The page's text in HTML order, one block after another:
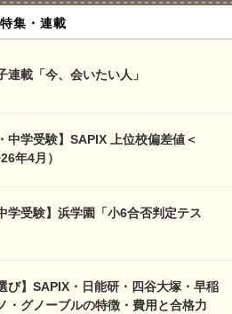
特集・連載
連載「今、会いたい人」
中学受験】SAPIX 上位校偏差値＜
年4月）
学受験】浜学園「小6合否判定テス
び】SAPIX・日能研・四谷大塚・早稲
・グノーブルの特徴・費用と合格力